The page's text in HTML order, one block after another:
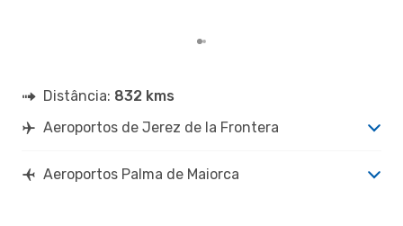
Distância: 832 kms
Aeroportos de Jerez de la Frontera
Aeroportos Palma de Maiorca